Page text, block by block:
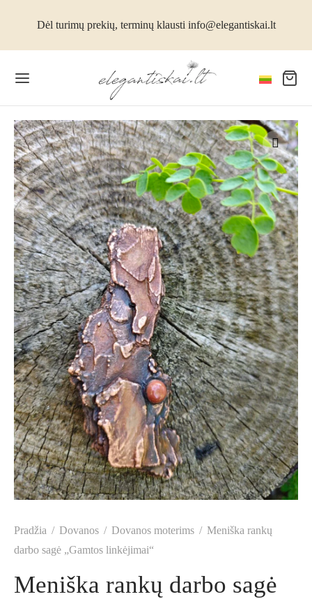
Dėl turimų prekių, terminų klausti info@elegantiskai.lt
Pradžia / Dovanos / Dovanos moterims / Meniška rankų
darbo sagė „Gamtos linkėjimai“
Meniška rankų darbo sagė